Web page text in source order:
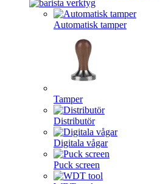
Automatisk tamper
Tamper
Distributör
Digitala vågar
Puck screen